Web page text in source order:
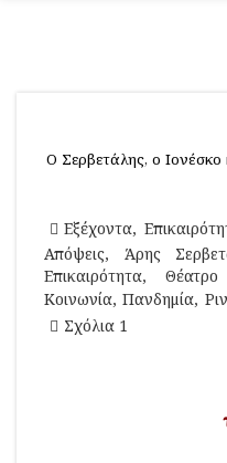
Ο Σερβετάλης, ο
Εξέχοντα,
Απόψεις, Άρης
Επικαιρότητα,
Κοινωνία,Πανδημία,
Σχόλια 1